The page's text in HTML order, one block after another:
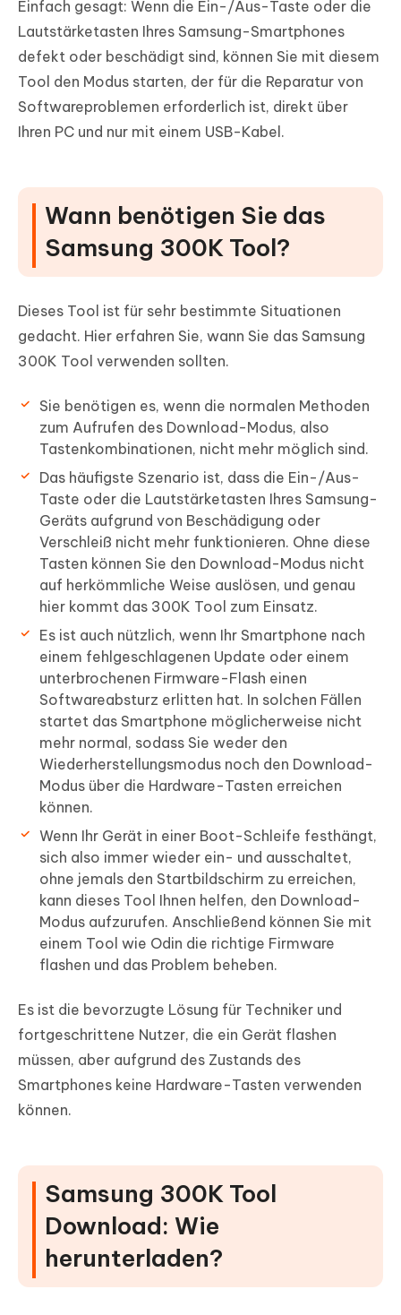
Einfach gesagt: Wenn die Ein-/Aus-Taste oder die
Lautstärketasten Ihres Samsung-Smartphones
defekt oder beschädigt sind, können Sie mit diesem
Tool den Modus starten, der für die Reparatur von
Softwareproblemen erforderlich ist, direkt über
Ihren PC und nur mit einem USB-Kabel.
Wann benötigen Sie das
Samsung 300K Tool?
Dieses Tool ist für sehr bestimmte Situationen
gedacht. Hier erfahren Sie, wann Sie das Samsung
300K Tool verwenden sollten.
Sie benötigen es, wenn die normalen Methoden
zum Aufrufen des Download-Modus, also
Tastenkombinationen, nicht mehr möglich sind.
Das häufigste Szenario ist, dass die Ein-/Aus-
Taste oder die Lautstärketasten Ihres Samsung-
Geräts aufgrund von Beschädigung oder
Verschleiß nicht mehr funktionieren. Ohne diese
Tasten können Sie den Download-Modus nicht
auf herkömmliche Weise auslösen, und genau
hier kommt das 300K Tool zum Einsatz.
Es ist auch nützlich, wenn Ihr Smartphone nach
einem fehlgeschlagenen Update oder einem
unterbrochenen Firmware-Flash einen
Softwareabsturz erlitten hat. In solchen Fällen
startet das Smartphone möglicherweise nicht
mehr normal, sodass Sie weder den
Wiederherstellungsmodus noch den Download-
Modus über die Hardware-Tasten erreichen
können.
Wenn Ihr Gerät in einer Boot-Schleife festhängt,
sich also immer wieder ein- und ausschaltet,
ohne jemals den Startbildschirm zu erreichen,
kann dieses Tool Ihnen helfen, den Download-
Modus aufzurufen. Anschließend können Sie mit
einem Tool wie Odin die richtige Firmware
flashen und das Problem beheben.
Es ist die bevorzugte Lösung für Techniker und
fortgeschrittene Nutzer, die ein Gerät flashen
müssen, aber aufgrund des Zustands des
Smartphones keine Hardware-Tasten verwenden
können.
Samsung 300K Tool
Download: Wie
herunterladen?